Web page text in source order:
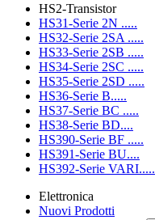
HS2-Transistor
HS31-Serie 2N .....
HS32-Serie 2SA .....
HS33-Serie 2SB .....
HS34-Serie 2SC .....
HS35-Serie 2SD .....
HS36-Serie B.....
HS37-Serie BC .....
HS38-Serie BD....
HS390-Serie BF .....
HS391-Serie BU....
HS392-Serie VARI.....
Elettronica
Nuovi Prodotti